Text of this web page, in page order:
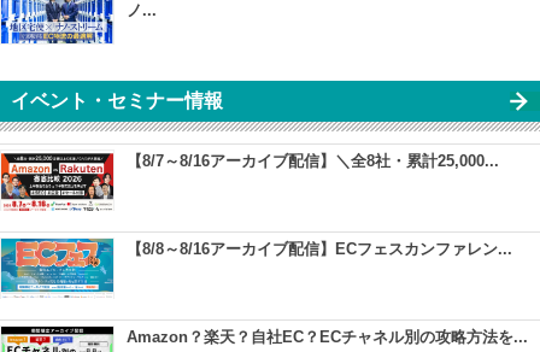
ノ...
イベント・セミナー情報
【8/7～8/16アーカイブ配信】＼全8社・累計25,000...
【8/8～8/16アーカイブ配信】ECフェスカンファレン...
Amazon？楽天？自社EC？ECチャネル別の攻略方法を...